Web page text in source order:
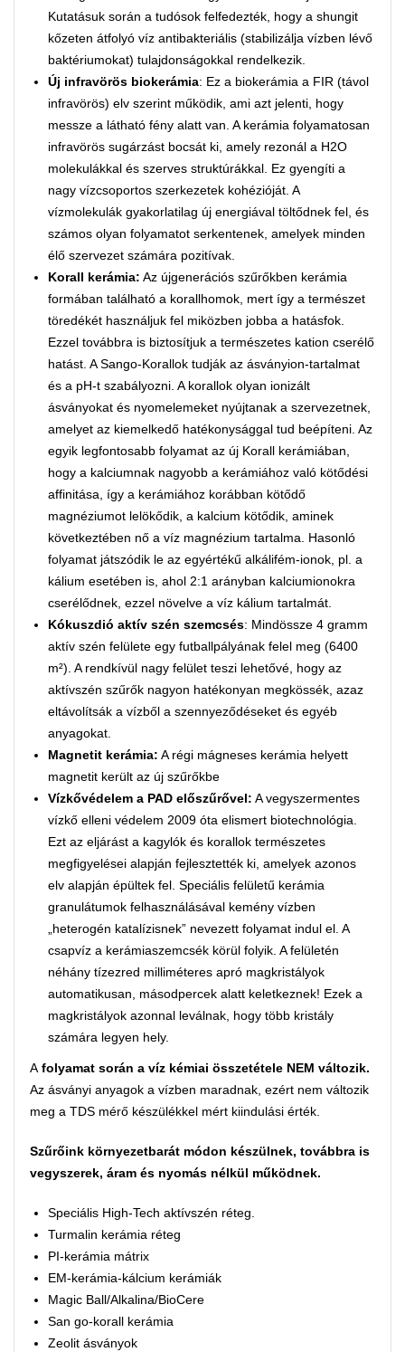
Kutatásuk során a tudósok felfedezték, hogy a shungit
kőzeten átfolyó víz antibakteriális (stabilizálja vízben lévő
baktériumokat) tulajdonságokkal rendelkezik.
Új infravörös biokerámia: Ez a biokerámia a FIR (távol
infravörös) elv szerint működik, ami azt jelenti, hogy
messze a látható fény alatt van. A kerámia folyamatosan
infravörös sugárzást bocsát ki, amely rezonál a H2O
molekulákkal és szerves struktúrákkal. Ez gyengíti a
nagy vízcsoportos szerkezetek kohézióját. A
vízmolekulák gyakorlatilag új energiával töltődnek fel, és
számos olyan folyamatot serkentenek, amelyek minden
élő szervezet számára pozitívak.
Korall kerámia: Az újgenerációs szűrőkben kerámia
formában található a korallhomok, mert így a természet
töredékét használjuk fel miközben jobba a hatásfok.
Ezzel továbbra is biztosítjuk a természetes kation cserélő
hatást. A Sango-Korallok tudják az ásványion-tartalmat
és a pH-t szabályozni. A korallok olyan ionizált
ásványokat és nyomelemeket nyújtanak a szervezetnek,
amelyet az kiemelkedő hatékonysággal tud beépíteni. Az
egyik legfontosabb folyamat az új Korall kerámiában,
hogy a kalciumnak nagyobb a kerámiához való kötődési
affinitása, így a kerámiához korábban kötődő
magnéziumot lelökődik, a kalcium kötődik, aminek
következtében nő a víz magnézium tartalma. Hasonló
folyamat játszódik le az egyértékű alkálifém-ionok, pl. a
kálium esetében is, ahol 2:1 arányban kalciumionokra
cserélődnek, ezzel növelve a víz kálium tartalmát.
Kókuszdió aktív szén szemcsés: Mindössze 4 gramm
aktív szén felülete egy futballpályának felel meg (6400
m²). A rendkívül nagy felület teszi lehetővé, hogy az
aktívszén szűrők nagyon hatékonyan megkössék, azaz
eltávolítsák a vízből a szennyeződéseket és egyéb
anyagokat.
Magnetit kerámia: A régi mágneses kerámia helyett
magnetit került az új szűrőkbe
Vízkővédelem a PAD előszűrővel: A vegyszermentes
vízkő elleni védelem 2009 óta elismert biotechnológia.
Ezt az eljárást a kagylók és korallok természetes
megfigyelései alapján fejlesztették ki, amelyek azonos
elv alapján épültek fel. Speciális felületű kerámia
granulátumok felhasználásával kemény vízben
„heterogén katalízisnek” nevezett folyamat indul el. A
csapvíz a kerámiaszemcsék körül folyik. A felületén
néhány tízezred milliméteres apró magkristályok
automatikusan, másodpercek alatt keletkeznek! Ezek a
magkristályok azonnal leválnak, hogy több kristály
számára legyen hely.
Afolyamat során a víz kémiai összetétele NEM változik.
Az ásványi anyagok a vízben maradnak, ezért nem változik
meg a TDS mérő készülékkel mért kiindulási érték.
Szűrőink környezetbarát módon készülnek, továbbra is
vegyszerek, áram és nyomás nélkül működnek.
Speciális High-Tech aktívszén réteg.
Turmalin kerámia réteg
PI-kerámia mátrix
EM-kerámia-kálcium kerámiák
Magic Ball/Alkalina/BioCere
San go-korall kerámia
Zeolit ásványok